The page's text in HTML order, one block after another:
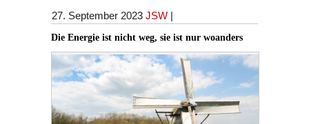
27. September 2023 JSW |
Die Energie ist nicht weg, sie ist nur woanders